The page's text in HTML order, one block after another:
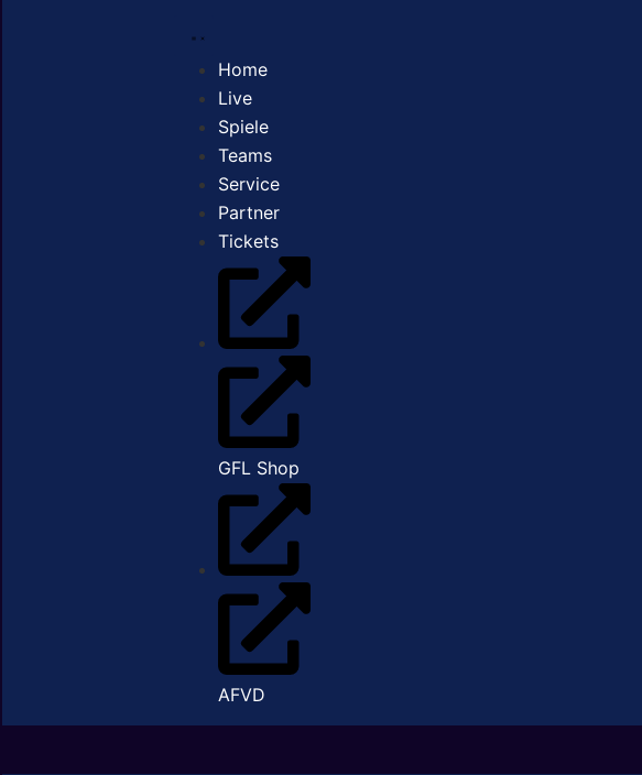
Home
Live
Spiele
Teams
Service
Partner
Tickets
GFL Shop
AFVD